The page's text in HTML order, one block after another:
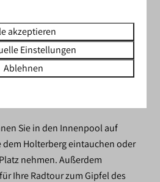
weite Wälder abwechseln. Und
dem Holterbergaus ist das
Aber es gibt noch mehr zu
Deventer
in den Avonturenpark
Sie in den Innenpool auf
Holterberg eintauchen oder
nehmen. Außerdem
Ihre Radtour zum Gipfel des
akzeptieren
Einstellungen
Ablehnen